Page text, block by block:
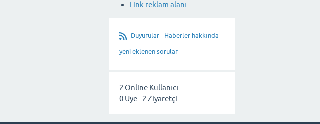
Link reklam alanı
Duyurular - Haberler hakkında
yeni eklenen sorular
2 Online Kullanıcı
0 Üye - 2 Ziyaretçi